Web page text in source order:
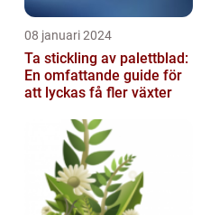
08 januari 2024
Ta stickling av palettblad:
En omfattande guide för
att lyckas få fler växter